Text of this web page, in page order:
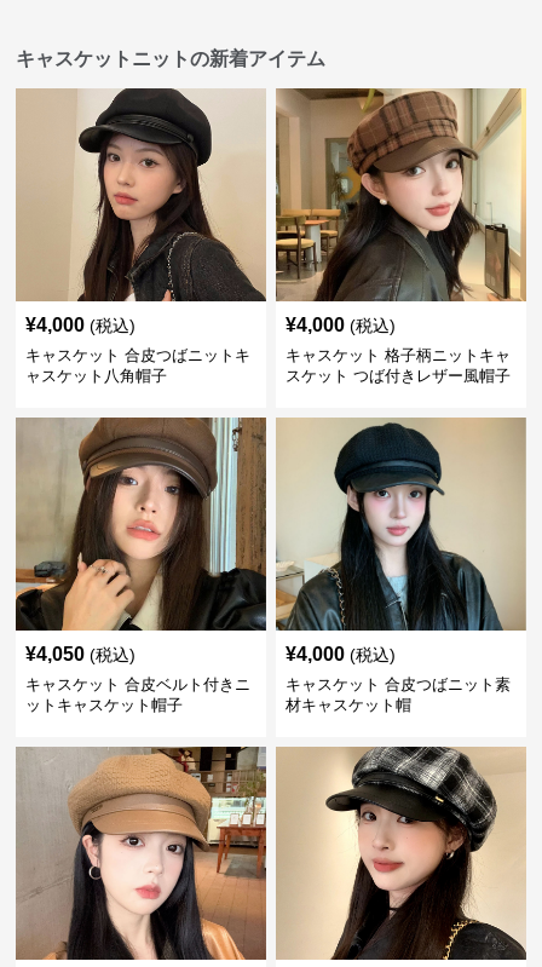
キャスケットニットの新着アイテム
¥4,000 (税込)
キャスケット 合皮つばニットキ
ャスケット八角帽子
¥4,000 (税込)
キャスケット 格子柄ニットキャ
スケット つば付きレザー風帽子
¥4,050 (税込)
キャスケット 合皮ベルト付きニ
ットキャスケット帽子
¥4,000 (税込)
キャスケット 合皮つばニット素
材キャスケット帽